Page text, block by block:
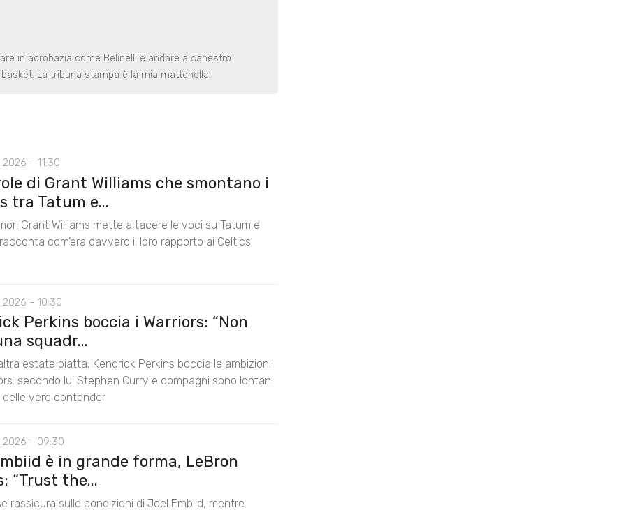
in acrobazia come Belinelli e andare a canestro
La tribuna stampa è la mia mattonella.
- 11:30
di Grant Williams che smontano i
tra Tatum e...
Grant Williams mette a tacere le voci su Tatum e
com’era davvero il loro rapporto ai Celtics
- 10:30
Perkins boccia i Warriors: “Non
squadr...
estate piatta, Kendrick Perkins boccia le ambizioni
secondo lui Stephen Curry e compagni sono lontani
delle vere contender
- 09:30
è in grande forma, LeBron
“Trust the...
rassicura sulle condizioni di Joel Embiid, mentre